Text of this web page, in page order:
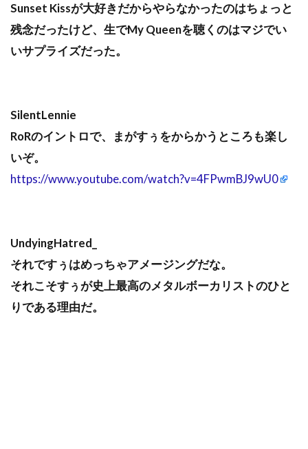
Sunset Kissが大好きだからやらなかったのはちょっと
残念だったけど、生でMy Queenを聴くのはマジでい
いサプライズだった。
SilentLennie
RoRのイントロで、まがすぅをからかうところも楽し
いぞ。
https://www.youtube.com/watch?v=4FPwmBJ9wU0
UndyingHatred_
それですぅはめっちゃアメージングだな。
それこそすぅが史上最高のメタルボーカリストのひと
りである理由だ。